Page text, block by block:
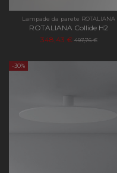
Lampade da parete ROTALIANA
ROTALIANA Collide H2
348,43 € 497,76 €
-30%